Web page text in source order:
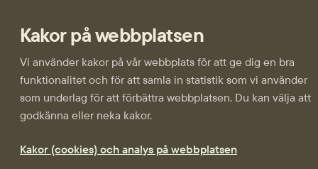
Kakor på webbplatsen
Vi använder kakor på vår webbplats för att ge dig en bra
funktionalitet och för att samla in statistik som vi använder
som underlag för att förbättra webbplatsen. Du kan välja att
godkänna eller neka kakor.
Kakor (cookies) och analys på webbplatsen